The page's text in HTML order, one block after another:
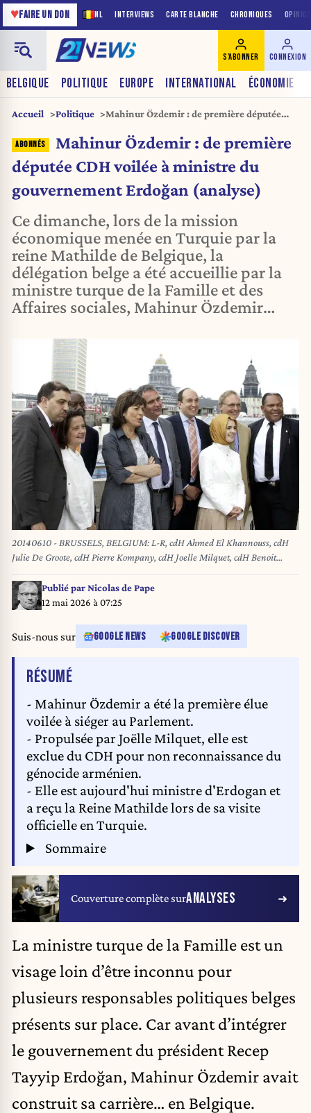
NL INTERVIEWS CARTE BLANCHE CHRONIQUES
♥FAIRE UN DON
BELGIQUE POLITIQUE EUROPE INTERNATIONAL ÉCONOMIE
S'ABONNER CONNEXION
Accueil Politique
Mahinur Özdemir : de première députée
Erdoğan (analyse)
Mahinur Özdemir : de première
députée CDH voilée à ministre du
gouvernement Erdoğan (analyse)
Ce dimanche, lors de la mission
économique menée en Turquie par la
reine Mathilde de Belgique, la
délégation belge a été accueillie par la
ministre turque de la Famille et des
Affaires sociales, Mahinur Özdemir…
20140610 - BRUSSELS, BELGIUM: L-R, cdH Ahmed El Khannouss, cdH
Julie De Groote, cdH Pierre Kompany, cdH Joelle Milquet, cdH Benoit
Cerexhe, cdH Hamza Fassi-Fihri , cdH Mahinur Ozdemir, cdH Andre Du
Bus and cdH Bertin Mampaka Mankamba pose for a group picture of cdH
in Brussels parliament in marge of during the installation session at the
Brussels, Tuesday 10 June 2014. The new elected take the oath to become
members of the Brussels parliament for the 2014-2019 legislature. BELGA
PHOTO NICOLAS MAETERLINCK
Publié parNicolas de Pape
12 mai 2026 à 07:25
Suis-nous sur GOOGLE NEWS GOOGLE DISCOVER
RÉSUMÉDE L'ARTICLE
- Mahinur Özdemir a été la première élue
voilée à siéger au Parlement.
- Propulsée par Joëlle Milquet, elle est
exclue du CDH pour non reconnaissance du
génocide arménien.
- Elle est aujourd'hui ministre d'Erdogan et
a reçu la Reine Mathilde lors de sa visite
officielle en Turquie.
Sommaire
Couverture complète surANALYSES
La ministre turque de la Famille est un
visage loin d’être inconnu pour
plusieurs responsables politiques belges
présents sur place. Car avant d’intégrer
le gouvernement du président Recep
Tayyip Erdoğan, Mahinur Özdemir avait
construit sa carrière… en Belgique.